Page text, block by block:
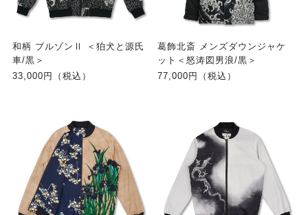
和柄 ブルゾンⅡ ＜狛犬と源氏
車/黒＞
33,000円（税込）
葛飾北斎 メンズダウンジャケ
ット＜怒涛図男浪/黒＞
77,000円（税込）